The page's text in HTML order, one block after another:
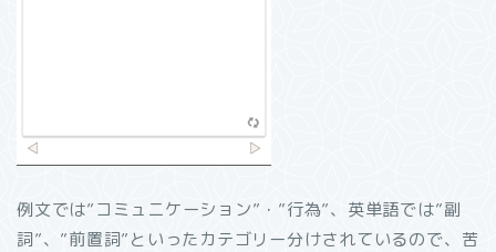
例文では”コミュニケーション”・”行為”、英単語では”副
詞”、”前置詞”といったカテゴリー分けされているので、苦